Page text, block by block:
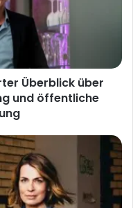
Überblick über
und öffentliche